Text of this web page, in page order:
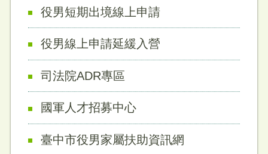
役男短期出境線上申請
役男線上申請延緩入營
司法院ADR專區
國軍人才招募中心
臺中市役男家屬扶助資訊網